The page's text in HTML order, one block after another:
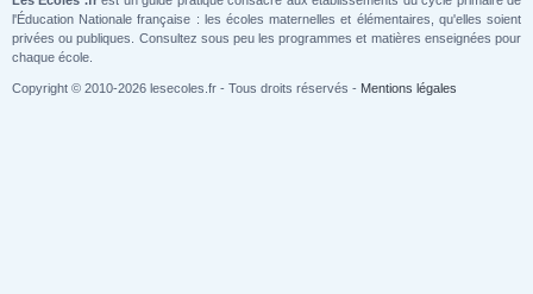
l'Éducation Nationale française : les écoles maternelles et élémentaires, qu'elles soient
privées ou publiques. Consultez sous peu les programmes et matières enseignées pour
chaque école.
Copyright © 2010-2026 lesecoles.fr - Tous droits réservés - Mentions légales